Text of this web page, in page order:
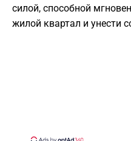
силой, способной
жилой квартал и унести